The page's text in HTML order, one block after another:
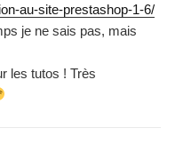
au-site-prestashop-1-6/
je ne sais pas, mais
les tutos ! Très